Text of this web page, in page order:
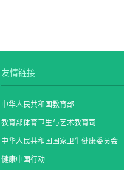
友情链接
中华人民共和国教育部
教育部体育卫生与艺术教育司
中华人民共和国国家卫生健康委员会
健康中国行动